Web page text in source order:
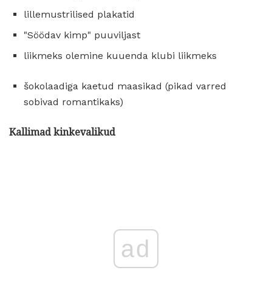
lillemustrilised plakatid
"Söödav kimp" puuviljast
liikmeks olemine kuuenda klubi liikmeks
šokolaadiga kaetud maasikad (pikad varred
sobivad romantikaks)
Kallimad kinkevalikud
ad